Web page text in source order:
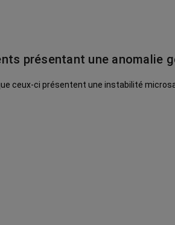
présentant une anomalie
ceux-ci présentent une instabilité